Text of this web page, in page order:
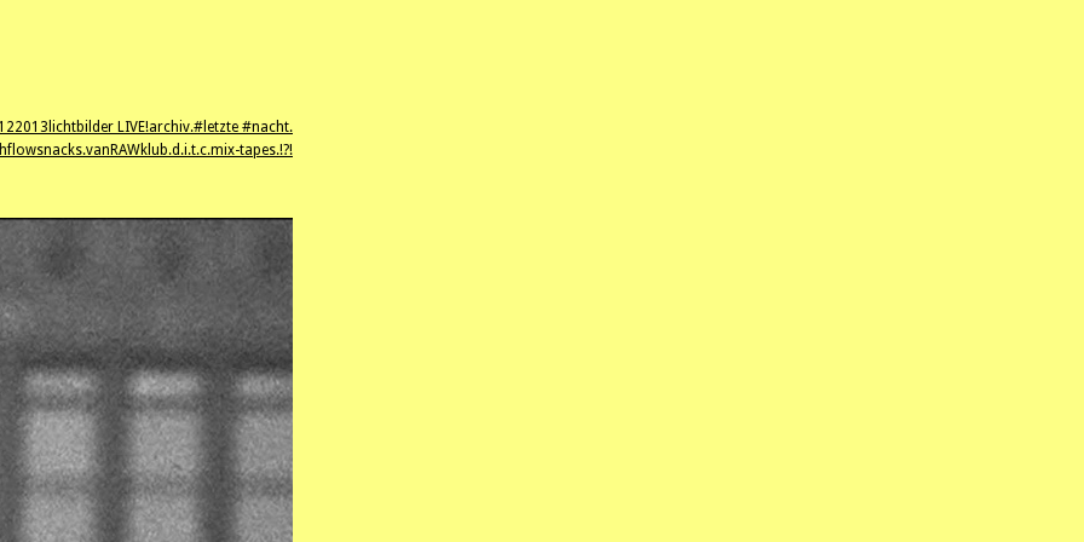
2013 lichtbilder LIVE!archiv.#letzte #nacht.
vanRAWklub.d.i.t.c.mix-tapes.!?!